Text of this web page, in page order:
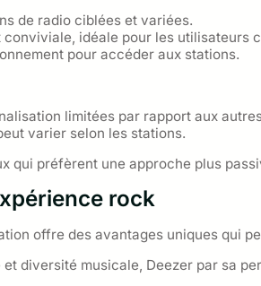
de radio ciblées et variées.
idéale pour les utilisateurs
pour accéder aux stations.
limitées par rapport aux
varier selon les stations.
qui préfèrent une approche plus
rock
offre des avantages uniques qui
diversité musicale, Deezer par sa